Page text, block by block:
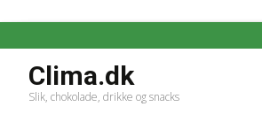
Clima.dk
Slik, chokolade, drikke og snacks